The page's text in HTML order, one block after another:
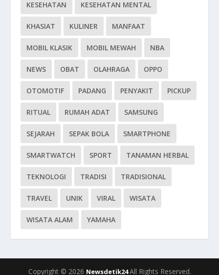
KESEHATAN KESEHATAN MENTAL
KHASIAT KULINER MANFAAT
MOBIL KLASIK MOBIL MEWAH NBA
NEWS OBAT OLAHRAGA OPPO
OTOMOTIF PADANG PENYAKIT PICKUP
RITUAL RUMAH ADAT SAMSUNG
SEJARAH SEPAK BOLA SMARTPHONE
SMARTWATCH SPORT TANAMAN HERBAL
TEKNOLOGI TRADISI TRADISIONAL
TRAVEL UNIK VIRAL WISATA
WISATA ALAM YAMAHA
Copyright © 2026 Newsdetik24All Rights Reserved.